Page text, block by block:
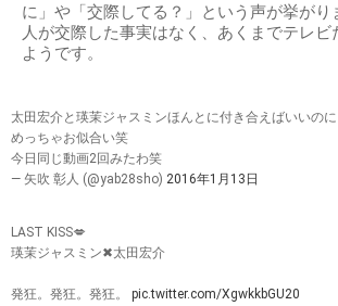
に」や「交際してる？」という声が挙がり
人が交際した事実はなく、あくまでテレビ
ようです。
太田宏介と瑛茉ジャスミンほんとに付き合えばいいのに
めっちゃお似合い笑
今日同じ動画2回みたわ笑
— 矢吹 彰人 (@yab28sho) 2016年1月13日
LAST KISS💋
瑛茉ジャスミン✖︎太田宏介
発狂。発狂。発狂。 pic.twitter.com/XgwkkbGU20